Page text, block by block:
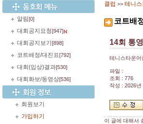
알림[0]
대회공지요청[947]
대회공지보기 [898]
코트배정/대진표[792]
대회(입상)결과[530]
대회화보/동영상[536]
회원보기
가입하기
클럽 >> 테니스
코트배
14회 통
테니스타운
파일 :
조회 : 776
작성 : 2026
이 글에 대해서